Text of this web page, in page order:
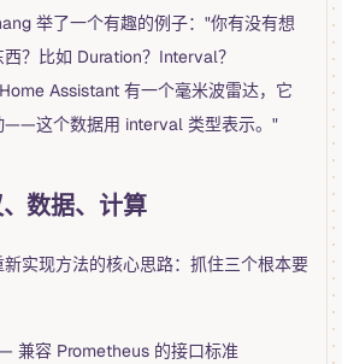
举了一个有趣的例子："你有没有想
？比如 Duration？Interval？
Assistant 有一个毫米波雷达，它
——这个数据用 interval 类型表示。"
数据、计算
实现方法的核心思路：抓住三个根本要
兼容 Prometheus 的接口标准